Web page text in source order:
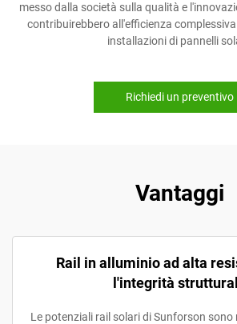
messo dalla società sulla qualità e
contribuirebbero all'efficienza
installazioni di pannelli
Richiedi un preventivo
Vantaggi
Rail in alluminio ad alta
l'integrità
Le potenziali rail solari di Sunforson sono